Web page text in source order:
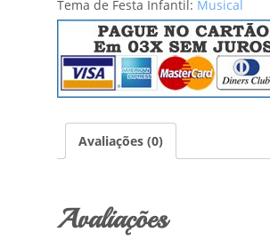
Tema de Festa Infantil: Musical
Avaliações (0)
Avaliações